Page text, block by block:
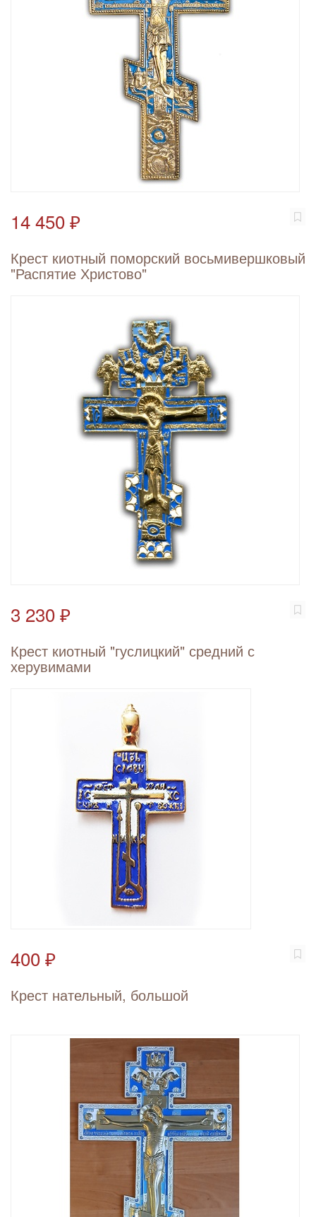
14 450 ₽
Крест киотный поморский восьмивершковый
"Распятие Христово"
3 230 ₽
Крест киотный "гуслицкий" средний с
херувимами
400 ₽
Крест нательный, большой